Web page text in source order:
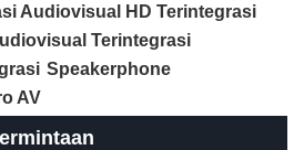
Audiovisual HD Terintegrasi
Terintegrasi
Speakerphone
AV